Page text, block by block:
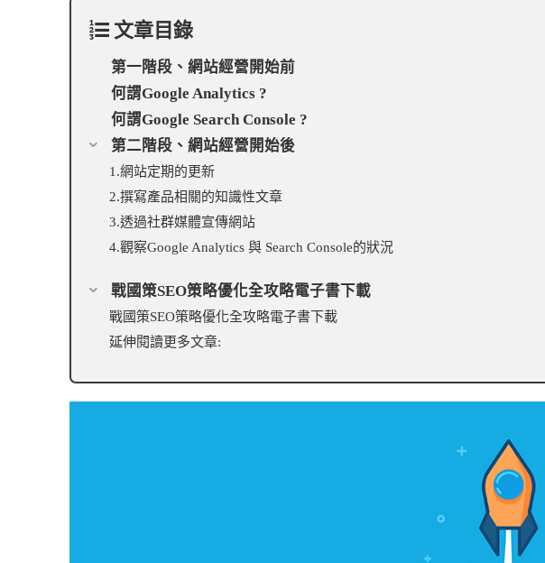
文章目錄
第一階段、網站經營開始前
何謂Google Analytics ?
何謂Google Search Console ?
第二階段、網站經營開始後
1.網站定期的更新
2.撰寫產品相關的知識性文章
3.透過社群媒體宣傳網站
4.觀察Google Analytics 與 Search Console的狀況
戰國策SEO策略優化全攻略電子書下載
戰國策SEO策略優化全攻略電子書下載
延伸閱讀更多文章: